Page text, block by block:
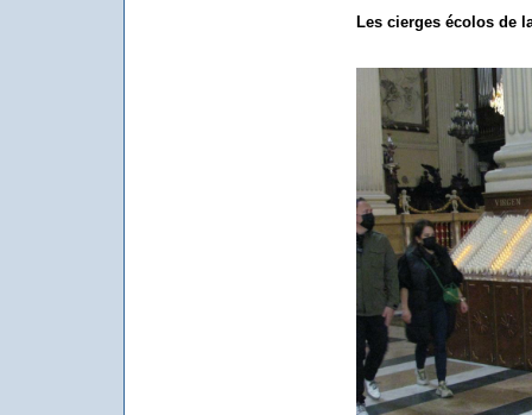
Les cierges écolos de